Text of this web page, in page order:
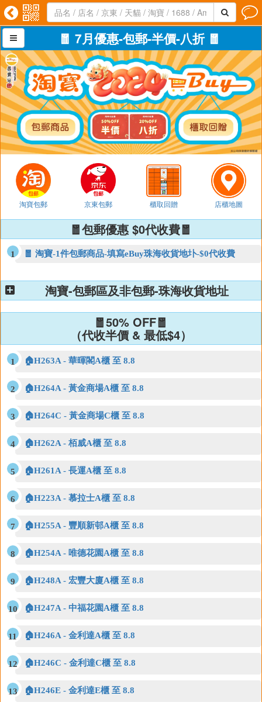
   
 🧧 7月優惠-包郵-半價-八折 🧧
淘寶包郵 京東包郵 櫃取回贈 店櫃地圖
🧧包郵優惠 $0代收費🧧
🧧 淘寶-1件包郵商品-填寫eBuy珠海收貨地圤-$0代收費
淘寶-包郵區及非包郵-珠海收貨地址
🧧50% OFF🧧
（代收半價 & 最低$4）
🏠H263A - 華暉閣A櫃 至 8.8
🏠H264A - 黃金商場A櫃 至 8.8
🏠H264C - 黃金商場C櫃 至 8.8
🏠H262A - 栢威A櫃 至 8.8
🏠H261A - 長運A櫃 至 8.8
🏠H223A - 慕拉士A櫃 至 8.8
🏠H255A - 豐順新邨A櫃 至 8.8
🏠H254A - 唯德花園A櫃 至 8.8
🏠H248A - 宏豐大廈A櫃 至 8.8
🏠H247A - 中福花園A櫃 至 8.8
🏠H246A - 金利達A櫃 至 8.8
🏠H246C - 金利達C櫃 至 8.8
🏠H246E - 金利達E櫃 至 8.8